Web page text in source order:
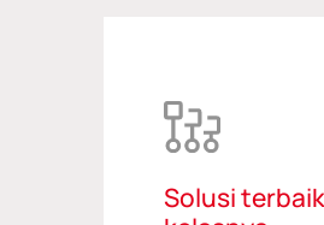
Solusi